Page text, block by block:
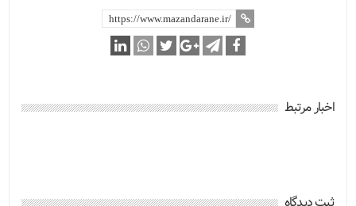
اخبار مرتبط